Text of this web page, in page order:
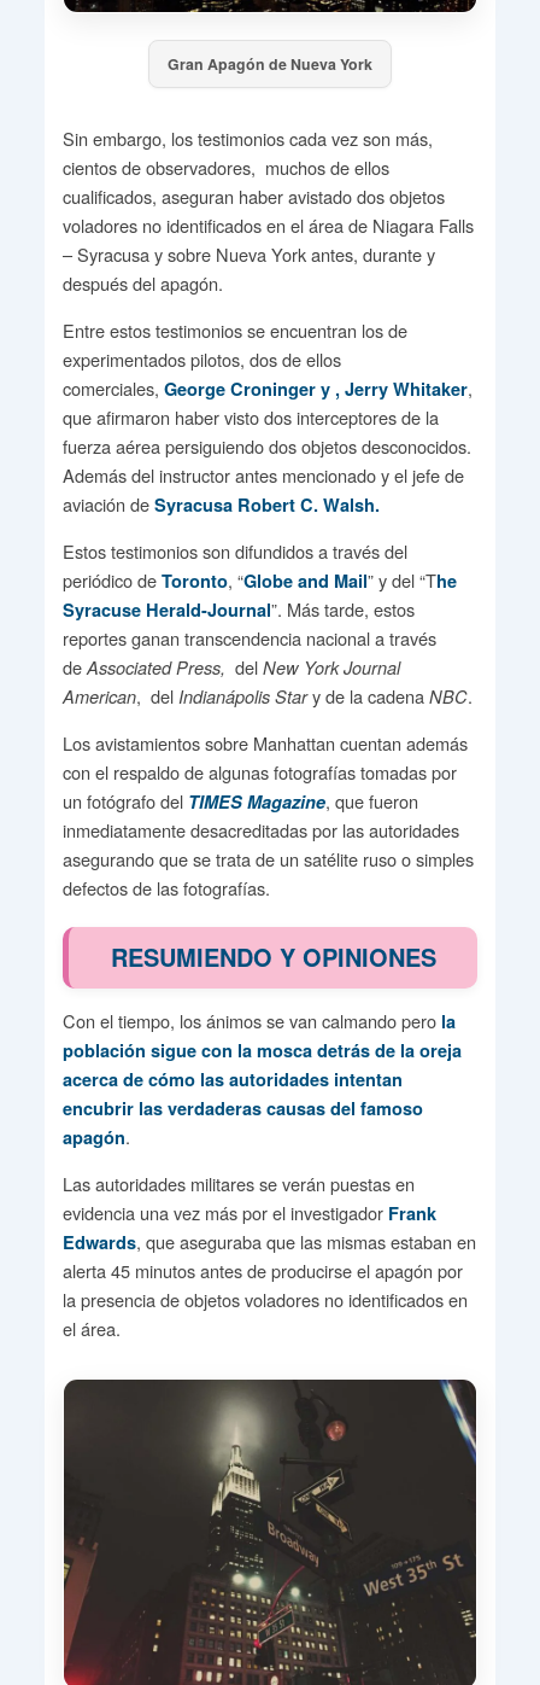
Gran Apagón de Nueva York
Sin embargo, los testimonios cada vez son más,
cientos de observadores, muchos de ellos
cualificados, aseguran haber avistado dos objetos
voladores no identificados en el área de Niagara Falls
– Syracusa y sobre Nueva York antes, durante y
después del apagón.
Entre estos testimonios se encuentran los de
experimentados pilotos, dos de ellos
comerciales, George Croninger y , Jerry Whitaker,
que afirmaron haber visto dos interceptores de la
fuerza aérea persiguiendo dos objetos desconocidos.
Además del instructor antes mencionado y el jefe de
aviación de Syracusa Robert C. Walsh.
Estos testimonios son difundidos a través del
periódico de Toronto, “Globe and Mail” y del “The
Syracuse Herald-Journal”. Más tarde, estos
reportes ganan transcendencia nacional a través
de Associated Press, delNew York Journal
American, del Indianápolis Stary de la cadena NBC.
Los avistamientos sobre Manhattan cuentan además
con el respaldo de algunas fotografías tomadas por
un fotógrafo del TIMES Magazine, que fueron
inmediatamente desacreditadas por las autoridades
asegurando que se trata de un satélite ruso o simples
defectos de las fotografías.
RESUMIENDO Y OPINIONES
Con el tiempo, los ánimos se van calmando pero la
población sigue con la mosca detrás de la oreja
acerca de cómo las autoridades intentan
encubrir las verdaderas causas del famoso
apagón.
Las autoridades militares se verán puestas en
evidencia una vez más por el investigadorFrank
Edwards, que aseguraba que las mismas estaban en
alerta 45 minutos antes de producirse el apagón por
la presencia de objetos voladores no identificados en
el área.